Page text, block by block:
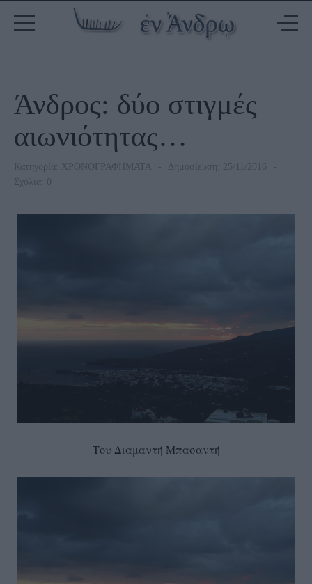
Άνδρος: δύο στιγμές
αιωνιότητας…
Κατηγορία: ΧΡΟΝΟΓΡΑΦΗΜΑΤΑ
Δημοσίευση: 25/11/2016
Σχόλια: 0
Του Διαμαντή Μπασαντή